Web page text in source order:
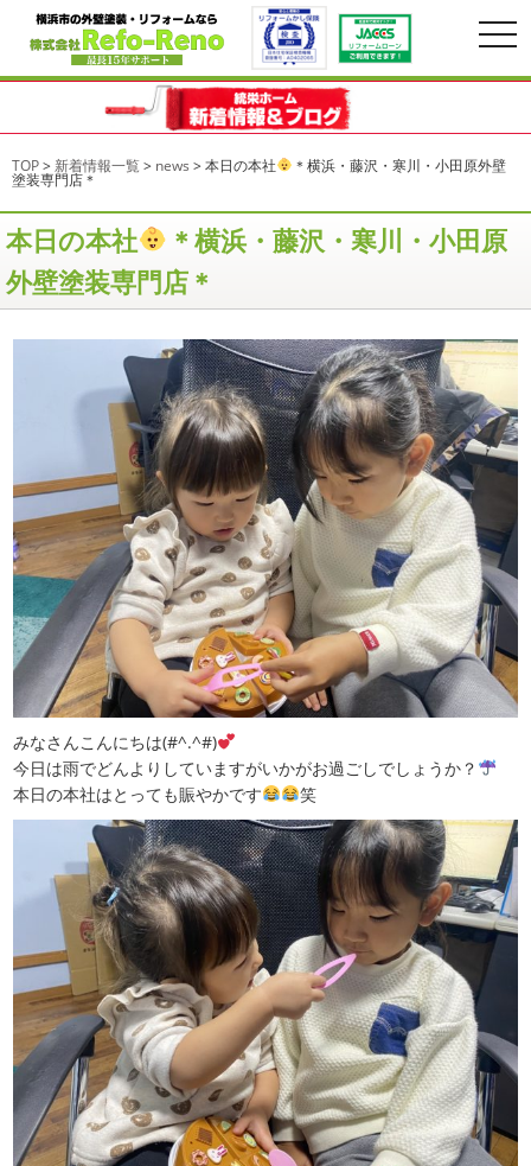
TOP> 新着情報一覧> news >本日の本社 ＊横浜・藤沢・寒川・小田原外壁
塗装専門店＊
本日の本社
＊横浜・藤沢・寒川・小田原
外壁塗装専門店＊
みなさんこんにちは(#^.^#)
今日は雨でどんよりしていますがいかがお過ごしでしょうか？
本日の本社はとっても賑やかです
笑